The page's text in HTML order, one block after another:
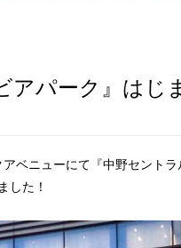
パーク』はじ
ベニューにて『中野セントラ
した！